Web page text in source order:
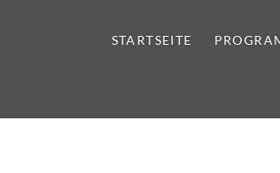
| Sanitär
STARTSEITE